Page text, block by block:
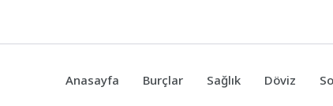
Anasayfa Burçlar Sağlık Döviz